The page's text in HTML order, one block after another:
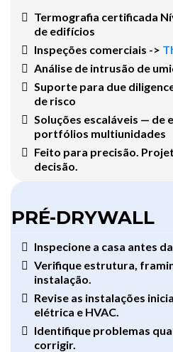
PRÉ-DRYWALL
Inspecione a casa antes
Verifique estrutura,
instalação.
Revise as instalações
elétrica e HVAC.
Identifique problemas
corrigir.
Termografia certificada
de edifícios
Inspeções comerciais ->
Análise de intrusão de
Suporte para due
de risco
Soluções escaláveis — de
portfólios multiunidades
Feito para precisão.
decisão.